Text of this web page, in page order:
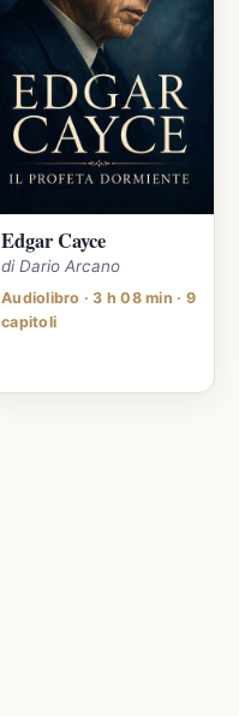
Edgar Cayce
di Dario Arcano
Audiolibro · 3 h 08 min · 9
capitoli